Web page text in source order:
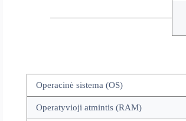
Operacinė sistema (OS)
Operatyvioji atmintis (RAM)